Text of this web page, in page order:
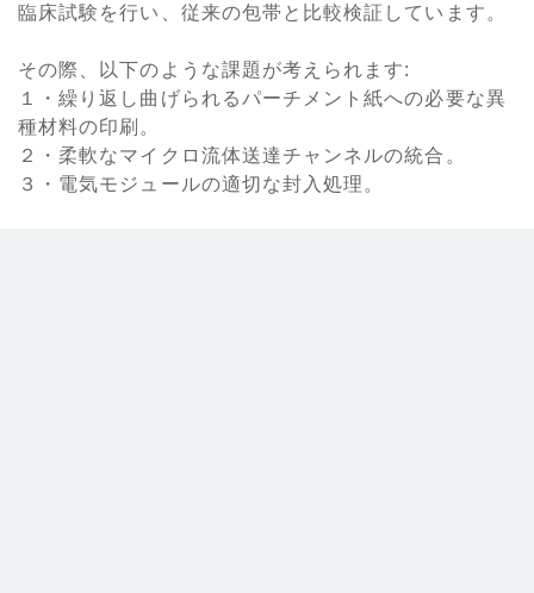
臨床試験を行い、従来の包帯と比較検証しています。
その際、以下のような課題が考えられます:
１・繰り返し曲げられるパーチメント紙への必要な異
種材料の印刷。
２・柔軟なマイクロ流体送達チャンネルの統合。
３・電気モジュールの適切な封入処理。